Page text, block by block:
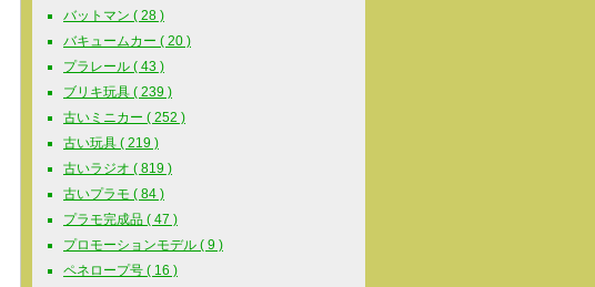
バットマン ( 28 )
バキュームカー ( 20 )
プラレール ( 43 )
ブリキ玩具 ( 239 )
古いミニカー ( 252 )
古い玩具 ( 219 )
古いラジオ ( 819 )
古いプラモ ( 84 )
プラモ完成品 ( 47 )
プロモーションモデル ( 9 )
ペネロープ号 ( 16 )